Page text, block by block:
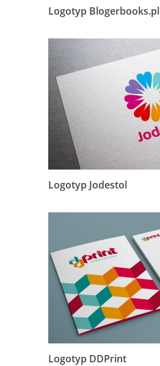
Logotyp Blogerbooks.pl
Logotyp Jodestol
Logotyp DDPrint